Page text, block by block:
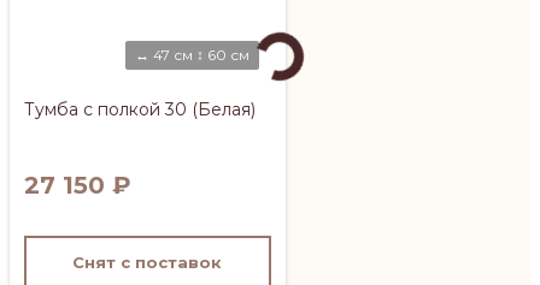
↔ 47 см ↕ 60 см
Тумба с полкой 30 (Белая)
27 150 ₽
Снят с поставок